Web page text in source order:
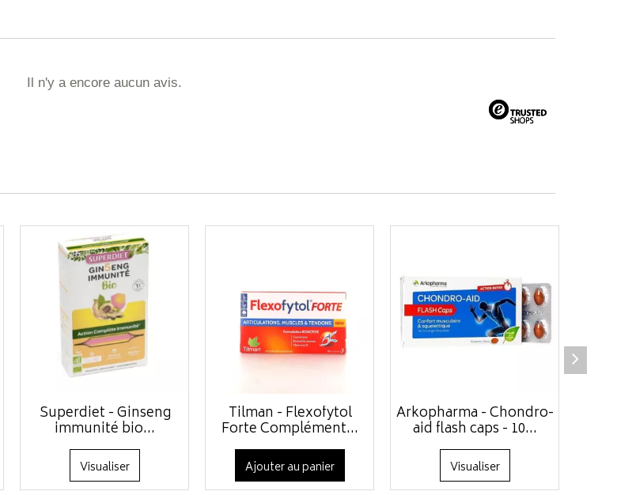
Il n'y a encore aucun avis.
Superdiet - Ginseng
immunité bio...
Visualiser
Tilman - Flexofytol
Forte Complément...
Ajouter au panier
Arkopharma - Chondro-
aid flash caps - 10...
Visualiser